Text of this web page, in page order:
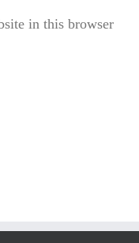
in this browser